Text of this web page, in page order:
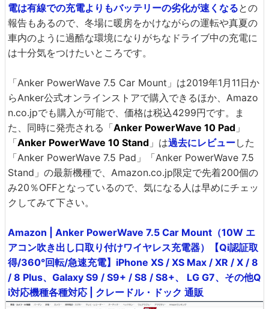
電は有線での充電よりもバッテリーの劣化が速くなるとの
報告もあるので、冬場に暖房をかけながらの運転や真夏の
車内のように過酷な環境になりがちなドライブ中の充電に
は十分気をつけたいところです。
「Anker PowerWave 7.5 Car Mount」は2019年1月11日か
らAnker公式オンラインストアで購入できるほか、Amazo
n.co.jpでも購入が可能で、価格は税込4299円です。ま
た、同時に発売される「Anker PowerWave 10 Pad 」
「Anker PowerWave 10 Stand 」は過去にレビューした
「Anker PowerWave 7.5 Pad」「Anker PowerWave 7.5
Stand」の最新機種で、Amazon.co.jp限定で先着200個の
み20％OFFとなっているので、気になる人は早めにチェッ
クしてみて下さい。
Amazon | Anker PowerWave 7.5 Car Mount（10W エ
アコン吹き出し口取り付けワイヤレス充電器）【Qi認証取
得/360°回転/急速充電】iPhone XS / XS Max / XR / X / 8
/ 8 Plus、Galaxy S9 / S9+ / S8 / S8+、 LG G7、その他Q
i対応機種各種対応 | クレードル・ドック 通販